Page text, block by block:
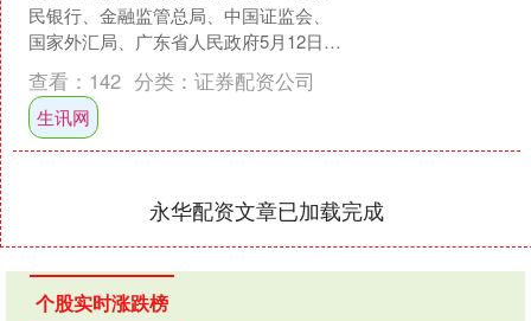
民银行、金融监管总局、中国证监会、
国家外汇局、广东省人民政府5月12日联
合发布《关于金融支持广州南沙深化面
向世界的粤港澳全面合....
查看： 142 分类： 证券配资公司
生讯网
永华配资文章已加载完成
个股实时涨跌榜